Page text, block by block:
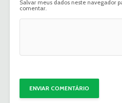
Salvar meus dados neste navegador
comentar.